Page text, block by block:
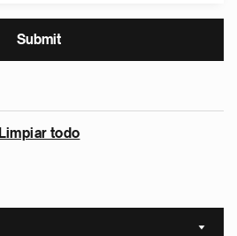
Limpiar todo
Sort